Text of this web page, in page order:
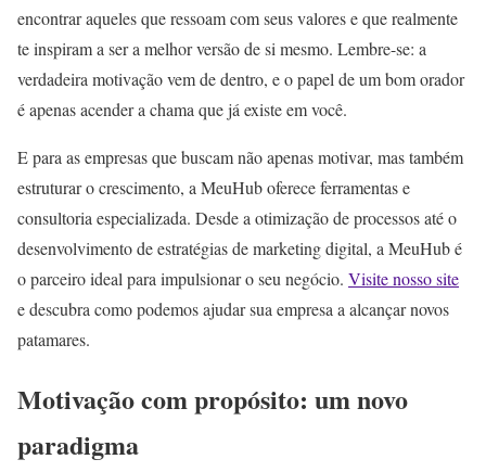
encontrar aqueles que ressoam com seus valores e que realmente
te inspiram a ser a melhor versão de si mesmo. Lembre-se: a
verdadeira motivação vem de dentro, e o papel de um bom orador
é apenas acender a chama que já existe em você.
E para as empresas que buscam não apenas motivar, mas também
estruturar o crescimento, a MeuHub oferece ferramentas e
consultoria especializada. Desde a otimização de processos até o
desenvolvimento de estratégias de marketing digital, a MeuHub é
o parceiro ideal para impulsionar o seu negócio. Visite nosso site
e descubra como podemos ajudar sua empresa a alcançar novos
patamares.
Motivação com propósito: um novo
paradigma